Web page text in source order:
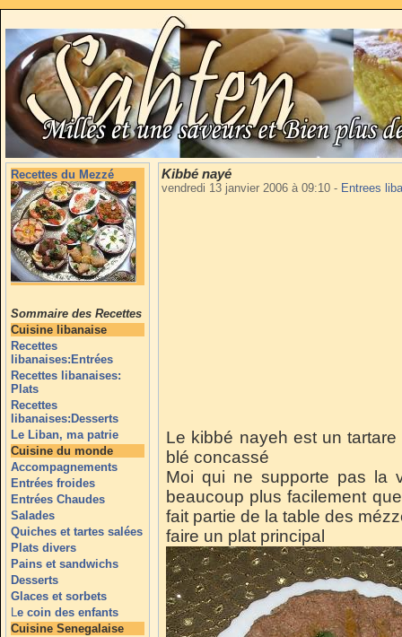
Recettes du Mezzé
Sommaire des Recettes
Cuisine libanaise
Recettes
libanaises:Entrées
Recettes libanaises:
Plats
Recettes
libanaises:Desserts
Le Liban, ma patrie
Cuisine du monde
Accompagnements
Entrées froides
Entrées Chaudes
Salades
Quiches et tartes salées
Plats divers
Pains et sandwichs
Desserts
Glaces et sorbets
Le coin des enfants
Cuisine Senegalaise
Kibbé nayé
vendredi 13 janvier 2006 à 09:10 - Entrees
Le kibbé nayeh est un
blé concassé
Moi qui ne supporte pas la
beaucoup plus facilement
fait partie de la table des
faire un plat principal